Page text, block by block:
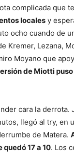
complicada que
locales y
ocho cuando de
Kremer, Lezana,
Moyano que
de Miotti
cara la derrota.
llegó al try, en
de Matera.
17 a 10. Los